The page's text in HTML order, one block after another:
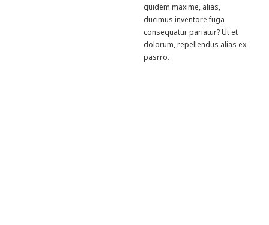
quidem maxime, alias,
ducimus inventore fuga
consequatur pariatur? Ut et
dolorum, repellendus alias ex
pasrro.